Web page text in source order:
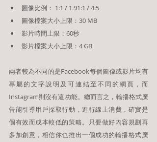
圖像比例： 1:1 / 1.91:1 / 4:5
圖像檔案大小上限：30 MB
影片時間上限：60秒
影片檔案大小上限：4 GB
兩者較為不同的是Facebook每個圖像或影片均有
專屬的文字說明及可連結至不同的網頁，而
Instagram則沒有這功能。總而言之，輪播格式廣
告能引導用戶採取行動，進行線上消費，確實是
個有效而成本較低的策略。只要做好內容規劃再
多加創意，相信你也推出一個成功的輪播格式廣